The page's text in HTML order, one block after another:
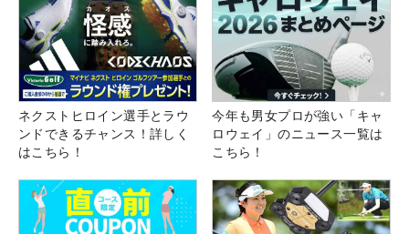
ネクストヒロイン選手とラウ
ンドできるチャンス！詳しく
はこちら！
今年も男女プロが強い「キャ
ロウェイ」のニュース一覧は
こちら！